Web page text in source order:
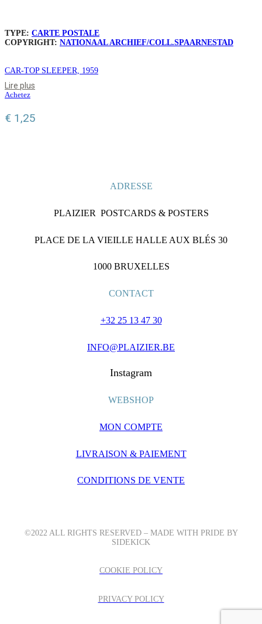
TYPE: CARTE POSTALE
COPYRIGHT: NATIONAAL ARCHIEF/COLL.SPAARNESTAD
CAR-TOP SLEEPER, 1959
Lire plus
Achetez
€ 1,25
ADRESSE
PLAIZIER POSTCARDS & POSTERS
PLACE DE LA VIEILLE HALLE AUX BLÉS 30
1000 BRUXELLES
CONTACT
+32 25 13 47 30
INFO@PLAIZIER.BE
Instagram
WEBSHOP
MON COMPTE
LIVRAISON & PAIEMENT
CONDITIONS DE VENTE
©2022 ALL RIGHTS RESERVED – MADE WITH PRIDE BY
SIDEKICK
COOKIE POLICY
PRIVACY POLICY